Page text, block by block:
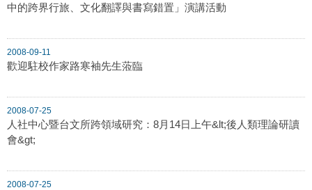
中的跨界行旅、文化翻譯與書寫錯置」演講活動
2008-09-11
歡迎駐校作家路寒袖先生蒞臨
2008-07-25
人社中心暨台文所跨領域研究：8月14日上午&lt;後人類理論研讀
會&gt;
2008-07-25